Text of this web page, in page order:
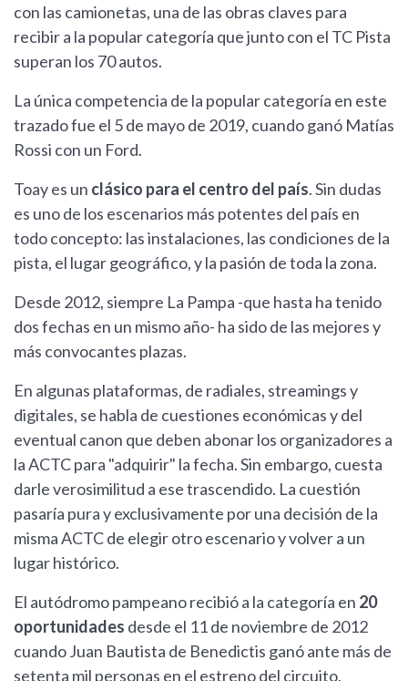
con las camionetas, una de las obras claves para
recibir a la popular categoría que junto con el TC Pista
superan los 70 autos.
La única competencia de la popular categoría en este
trazado fue el 5 de mayo de 2019, cuando ganó Matías
Rossi con un Ford.
Toay es un clásico para el centro del país. Sin dudas
es uno de los escenarios más potentes del país en
todo concepto: las instalaciones, las condiciones de la
pista, el lugar geográfico, y la pasión de toda la zona.
Desde 2012, siempre La Pampa -que hasta ha tenido
dos fechas en un mismo año- ha sido de las mejores y
más convocantes plazas.
En algunas plataformas, de radiales, streamings y
digitales, se habla de cuestiones económicas y del
eventual canon que deben abonar los organizadores a
la ACTC para "adquirir" la fecha. Sin embargo, cuesta
darle verosimilitud a ese trascendido. La cuestión
pasaría pura y exclusivamente por una decisión de la
misma ACTC de elegir otro escenario y volver a un
lugar histórico.
El autódromo pampeano recibió a la categoría en 20
oportunidades desde el 11 de noviembre de 2012
cuando Juan Bautista de Benedictis ganó ante más de
setenta mil personas en el estreno del circuito.